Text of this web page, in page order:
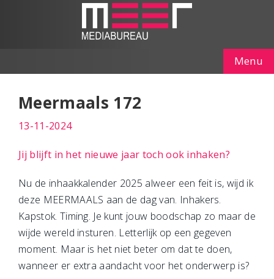
Menu
Meermaals 172
13-11-2024
Jij blijft in het nieuwe jaar toch ook inhaken?
Nu de inhaakkalender 2025 alweer een feit is, wijd ik
deze MEERMAALS aan de dag van. Inhakers.
Kapstok. Timing. Je kunt jouw boodschap zo maar de
wijde wereld insturen. Letterlijk op een gegeven
moment. Maar is het niet beter om dat te doen,
wanneer er extra aandacht voor het onderwerp is?